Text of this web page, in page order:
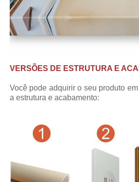
VERSÕES DE ESTRUTURA E
Você pode adquirir o seu produto
a estrutura e acabamento: